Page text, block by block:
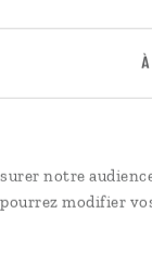
notre
modifier